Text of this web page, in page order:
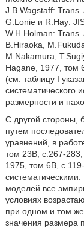
J.B.Wagstaff:
G.Lonie и R.Hay:
W.H.Holman:
В.Hiraoka,
M.Nakamura,
Hagane, 1977, том
(см. таблицу I
систематического
размерности и
С другой стороны,
путем
уравнений, в
том 23В, с.267-283,
1975, том 6В,
моделей все
условиях
при одном и том же
значения размера